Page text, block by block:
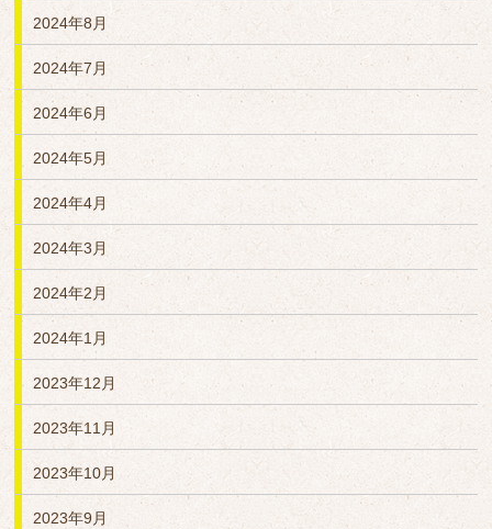
2024年8月
2024年7月
2024年6月
2024年5月
2024年4月
2024年3月
2024年2月
2024年1月
2023年12月
2023年11月
2023年10月
2023年9月